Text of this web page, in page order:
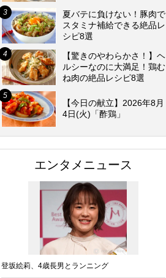
夏バテに負けない！豚肉で
スタミナ補給できる絶品レ
シピ8選
【驚きのやわらかさ！】ヘ
ルシーなのに大満足！鶏む
ね肉の絶品レシピ8選
【今日の献立】2026年8月
4日(火)「酢鶏」
エンタメニュース
登坂絵莉、4歳長男とランニング